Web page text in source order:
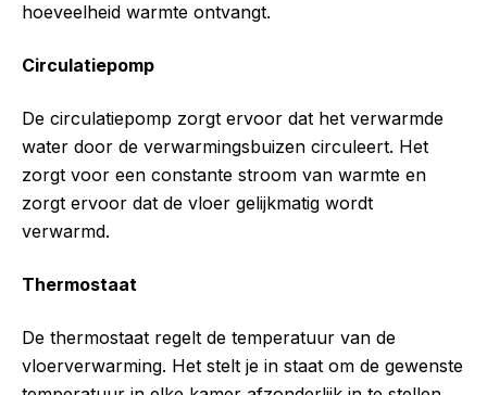
hoeveelheid warmte ontvangt.
Circulatiepomp
De circulatiepomp zorgt ervoor dat het verwarmde
water door de verwarmingsbuizen circuleert. Het
zorgt voor een constante stroom van warmte en
zorgt ervoor dat de vloer gelijkmatig wordt
verwarmd.
Thermostaat
De thermostaat regelt de temperatuur van de
vloerverwarming. Het stelt je in staat om de gewenste